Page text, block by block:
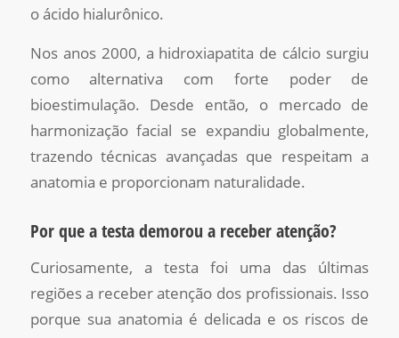
o ácido hialurônico.
Nos anos 2000, a hidroxiapatita de cálcio surgiu
como alternativa com forte poder de
bioestimulação. Desde então, o mercado de
harmonização facial se expandiu globalmente,
trazendo técnicas avançadas que respeitam a
anatomia e proporcionam naturalidade.
Por que a testa demorou a receber atenção?
Curiosamente, a testa foi uma das últimas
regiões a receber atenção dos profissionais. Isso
porque sua anatomia é delicada e os riscos de